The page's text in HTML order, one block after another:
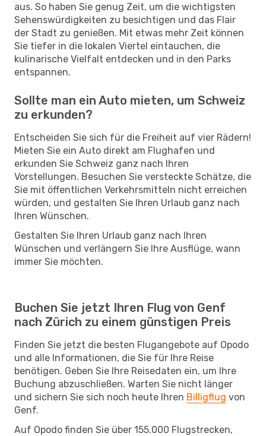
aus. So haben Sie genug Zeit, um die wichtigsten
Sehenswürdigkeiten zu besichtigen und das Flair
der Stadt zu genießen. Mit etwas mehr Zeit können
Sie tiefer in die lokalen Viertel eintauchen, die
kulinarische Vielfalt entdecken und in den Parks
entspannen.
Sollte man ein Auto mieten, um Schweiz
zu erkunden?
Entscheiden Sie sich für die Freiheit auf vier Rädern!
Mieten Sie ein Auto direkt am Flughafen und
erkunden Sie Schweiz ganz nach Ihren
Vorstellungen. Besuchen Sie versteckte Schätze, die
Sie mit öffentlichen Verkehrsmitteln nicht erreichen
würden, und gestalten Sie Ihren Urlaub ganz nach
Ihren Wünschen.
Gestalten Sie Ihren Urlaub ganz nach Ihren
Wünschen und verlängern Sie Ihre Ausflüge, wann
immer Sie möchten.
Buchen Sie jetzt Ihren Flug von Genf
nach Zürich zu einem günstigen Preis
Finden Sie jetzt die besten Flugangebote auf Opodo
und alle Informationen, die Sie für Ihre Reise
benötigen. Geben Sie Ihre Reisedaten ein, um Ihre
Buchung abzuschließen. Warten Sie nicht länger
und sichern Sie sich noch heute Ihren Billigflug von
Genf.
Auf Opodo finden Sie über 155.000 Flugstrecken,